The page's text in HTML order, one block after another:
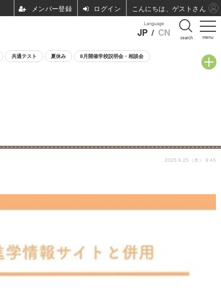
menu
Language
JP / CN search
共通テスト 夏休み 8月開催学校説明会・相談会
2025.9.25（木） 9:45
ログイン こんにちは、ゲストさん